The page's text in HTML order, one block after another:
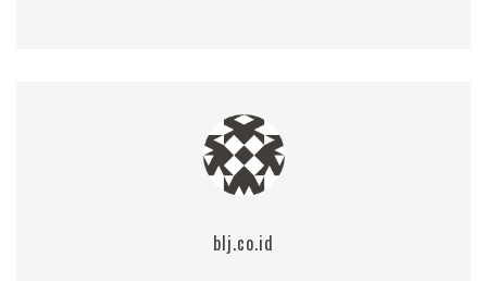
blj.co.id